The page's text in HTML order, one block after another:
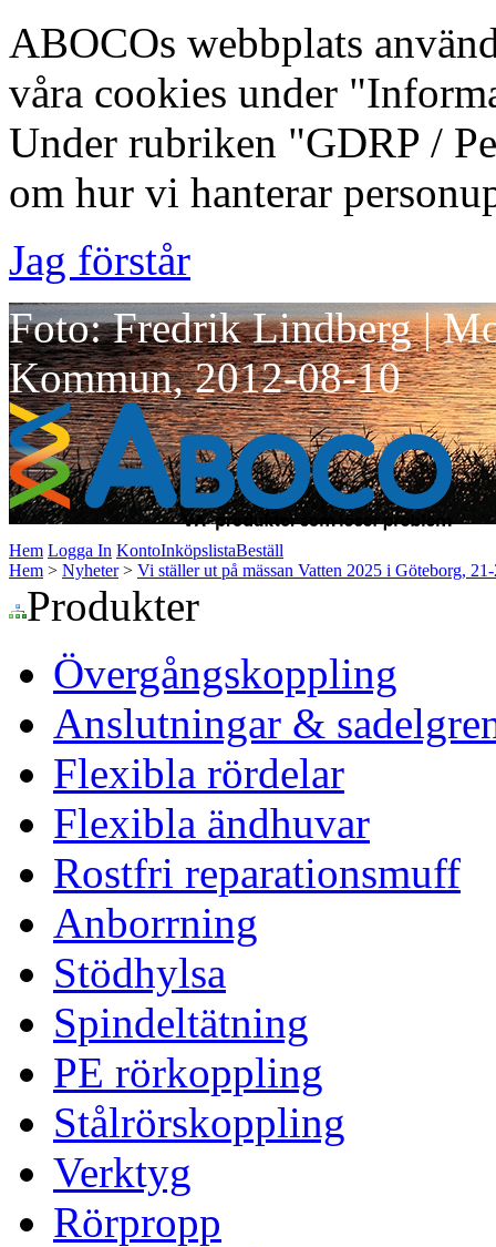
ABOCOs webbplats
våra cookies under
Under rubriken "GDRP /
om hur vi hanterar
Jag förstår
Foto: Fredrik Lindberg |
Kommun, 2012-08-10
Hem Logga In KontoInköpslistaBeställ
Hem > Nyheter> Vi ställer ut på mässan Vatten 2025 i Göteborg,
Produkter
Övergångskoppling
Anslutningar &
Flexibla rördelar
Flexibla ändhuvar
Rostfri reparationsmuff
Anborrning
Stödhylsa
Spindeltätning
PE rörkoppling
Stålrörskoppling
Verktyg
Rörpropp